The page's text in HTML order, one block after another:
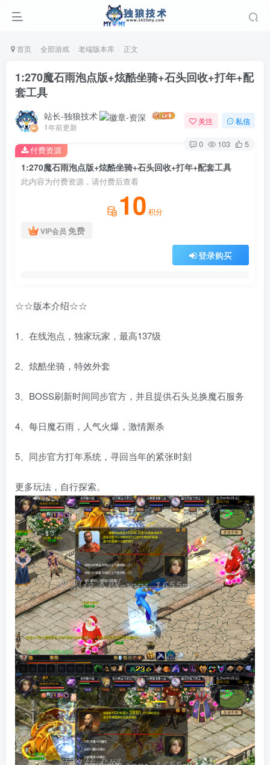
首页 全部游戏 老端版本库 正文
1:270魔石雨泡点版+炫酷坐骑+石头回收+打年+配
套工具
站长-独狼技术
1年前更新
关注 私信
0 103 5
1:270魔石雨泡点版+炫酷坐骑+石头回收+打年+配套工具
此内容为付费资源，请付费后查看
10 积分
VIP会员 免费
登录购买
付费资源
☆☆版本介绍☆☆
1、在线泡点，独家玩家，最高137级
2、炫酷坐骑，特效外套
3、BOSS刷新时间同步官方，并且提供石头兑换魔石服务
4、每日魔石雨，人气火爆，激情厮杀
5、同步官方打年系统，寻回当年的紧张时刻
更多玩法，自行探索。
登录
没有账号？立即注册
用户名或邮箱
社交账号登录